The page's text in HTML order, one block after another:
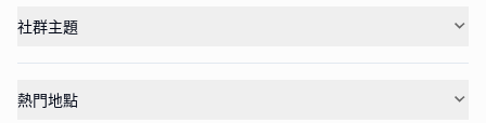
社群主題
熱門地點